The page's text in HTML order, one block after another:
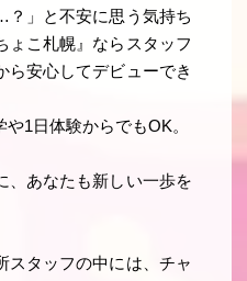
？」と不安に思う気持ち
ょこ札幌』ならスタッフ
ら安心してデビューでき
1日体験からでもOK。
、あなたも新しい一歩を
スタッフの中には、チャ